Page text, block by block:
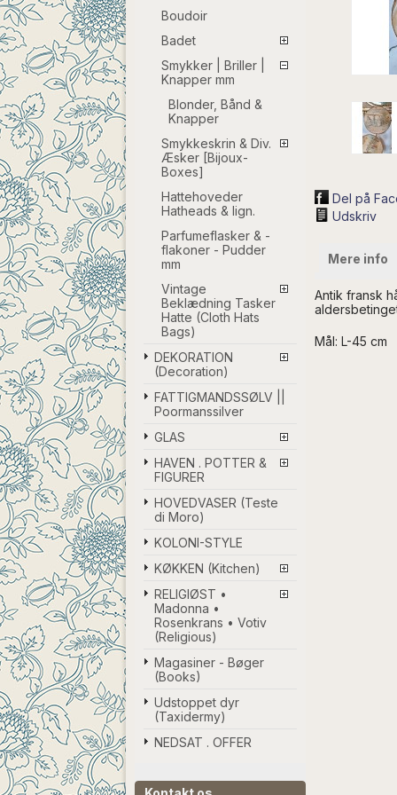
Boudoir
Badet
Smykker | Briller |
Knapper mm
Blonder, Bånd &
Knapper
Smykkeskrin & Div.
Æsker [Bijoux-
Boxes]
Hattehoveder
Hatheads & lign.
Parfumeflasker & -
flakoner - Pudder
mm
Vintage
Beklædning Tasker
Hatte (Cloth Hats
Bags)
DEKORATION
(Decoration)
FATTIGMANDSSØLV ||
Poormanssilver
GLAS
HAVEN . POTTER &
FIGURER
HOVEDVASER (Teste
di Moro)
KOLONI-STYLE
KØKKEN (Kitchen)
RELIGIØST •
Madonna •
Rosenkrans • Votiv
(Religious)
Magasiner - Bøger
(Books)
Udstoppet dyr
(Taxidermy)
NEDSAT . OFFER
Del på
Udskriv
Mere info
Antik fransk
Mål: L-45 cm